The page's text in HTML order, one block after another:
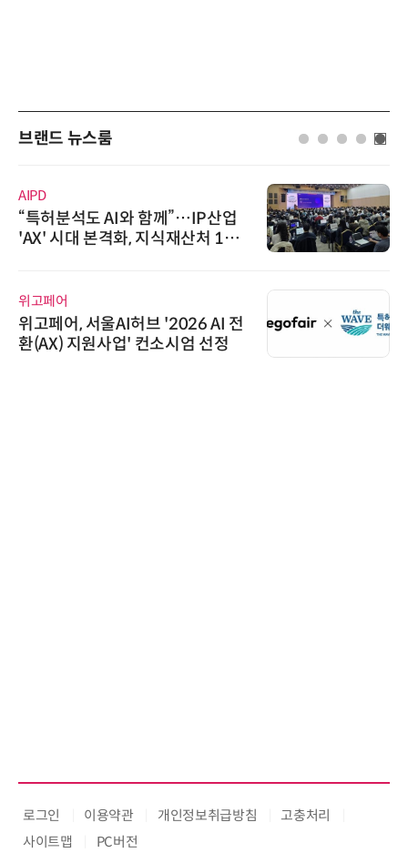
브랜드 뉴스룸
AIPD
“특허분석도 AI와 함께”…IP산업
'AX' 시대 본격화, 지식재산처 1호
위고페어
위고페어, 서울AI허브 '2026 AI 전
환(AX) 지원사업' 컨소시엄 선정
로그인 이용약관 개인정보취급방침
고충처리
사이트맵
PC버전